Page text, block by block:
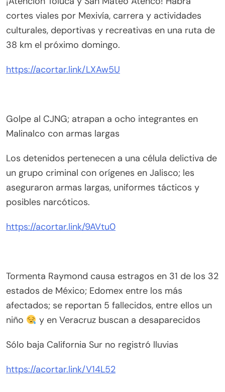
cortes viales por Mexivía, carrera y actividades
culturales, deportivas y recreativas en una ruta de
38 km el próximo domingo.
https://acortar.link/LXAw5U
Golpe al CJNG; atrapan a ocho integrantes en
Malinalco con armas largas
Los detenidos pertenecen a una célula delictiva de
un grupo criminal con orígenes en Jalisco; les
aseguraron armas largas, uniformes tácticos y
posibles narcóticos.
https://acortar.link/9AVtu0
Tormenta Raymond causa estragos en 31 de los 32
estados de México; Edomex entre los más
afectados; se reportan 5 fallecidos, entre ellos un
niño
y en Veracruz buscan a desaparecidos
Sólo baja California Sur no registró lluvias
https://acortar.link/V14L52